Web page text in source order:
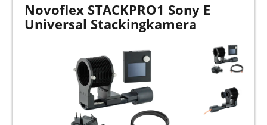
Novoflex STACKPRO1 Sony E
Universal Stackingkamera